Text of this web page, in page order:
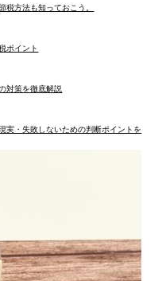
税方法も知っておこう。
ポイント
対策を徹底解説
実・失敗しないための判断ポイントを